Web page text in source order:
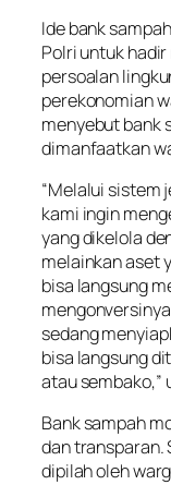
Ide bank
Polri untuk
persoalan
perekonomian
menyebut bank
dimanfaatkan
“Melalui sistem
kami ingin
yang dikelola
melainkan aset
bisa langsung
sedang
bisa langsung
atau sembako,”
Bank sampah
dan transparan.
dipilah oleh